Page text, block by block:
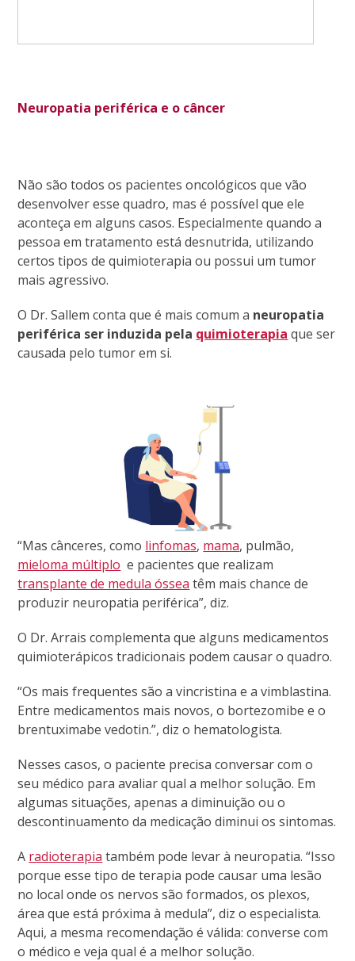
Neuropatia periférica e o câncer
Não são todos os pacientes oncológicos que vão
desenvolver esse quadro, mas é possível que ele
aconteça em alguns casos. Especialmente quando a
pessoa em tratamento está desnutrida, utilizando
certos tipos de quimioterapia ou possui um tumor
mais agressivo.
O Dr. Sallem conta que é mais comum a neuropatia
periférica ser induzida pela quimioterapia que ser
causada pelo tumor em si.
“Mas cânceres, como linfomas, mama, pulmão,
mieloma múltiplo e pacientes que realizam
transplante de medula óssea têm mais chance de
produzir neuropatia periférica”, diz.
O Dr. Arrais complementa que alguns medicamentos
quimioterápicos tradicionais podem causar o quadro.
“Os mais frequentes são a vincristina e a vimblastina.
Entre medicamentos mais novos, o bortezomibe e o
brentuximabe vedotin.”, diz o hematologista.
Nesses casos, o paciente precisa conversar com o
seu médico para avaliar qual a melhor solução. Em
algumas situações, apenas a diminuição ou o
descontinuamento da medicação diminui os sintomas.
A radioterapia também pode levar à neuropatia. “Isso
porque esse tipo de terapia pode causar uma lesão
no local onde os nervos são formados, os plexos,
área que está próxima à medula”, diz o especialista.
Aqui, a mesma recomendação é válida: converse com
o médico e veja qual é a melhor solução.